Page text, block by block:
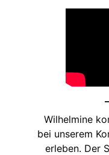
Wilhelmine
bei unserem
erleben. Der